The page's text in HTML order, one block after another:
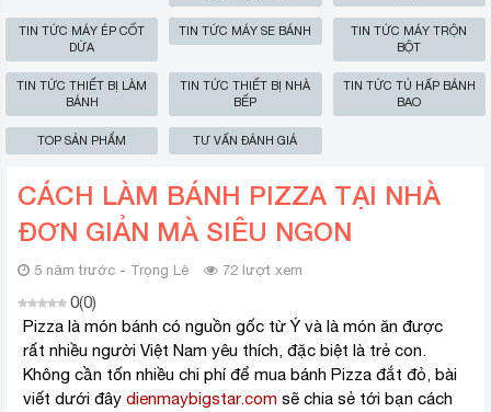
TIN TỨC MÁY ÉP CỐT
DỪA
TIN TỨC MÁY SE BÁNH
TIN TỨC MÁY TRỘN
BỘT
TIN TỨC THIẾT BỊ LÀM
BÁNH
TIN TỨC THIẾT BỊ NHÀ
BẾP
TIN TỨC TỦ HẤP BÁNH
BAO
TOP SẢN PHẨM TƯ VẤN ĐÁNH GIÁ
CÁCH LÀM BÁNH PIZZA TẠI NHÀ
ĐƠN GIẢN MÀ SIÊU NGON
5 năm trước - Trọng Lê 72 lượt xem
0(0)
Pizza là món bánh có nguồn gốc từ Ý và là món ăn được
rất nhiều người Việt Nam yêu thích, đặc biệt là trẻ con.
Không cần tốn nhiều chi phí để mua bánh Pizza đắt đỏ, bài
viết dưới đây dienmaybigstar.com sẽ chia sẻ tới bạn cách